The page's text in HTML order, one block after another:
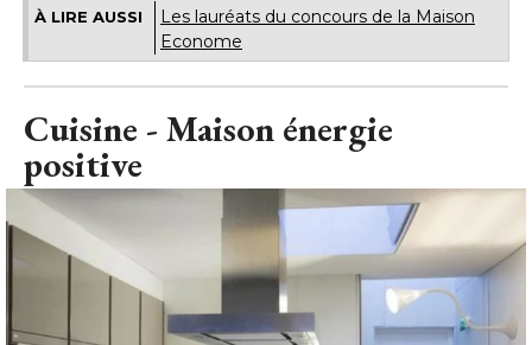
À LIRE AUSSI
Les lauréats du concours de la Maison
Econome
Cuisine - Maison énergie
positive